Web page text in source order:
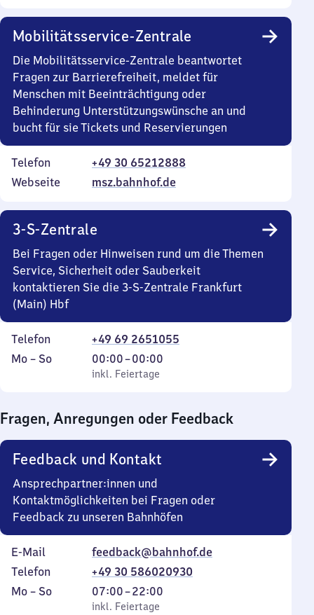
Mobilitätsservice-Zentrale
Die Mobilitätsservice-Zentrale beantwortet
Fragen zur Barrierefreiheit, meldet für
Menschen mit Beeinträchtigung oder
Behinderung Unterstützungswünsche an und
bucht für sie Tickets und Reservierungen
Telefon
+49 30 65212888
Webseite
msz.bahnhof.de
3-S-Zentrale
Bei Fragen oder Hinweisen rund um die Themen
Service, Sicherheit oder Sauberkeit
kontaktieren Sie die 3-S-Zentrale Frankfurt
(Main) Hbf
Telefon
+49 69 2651055
Montag
Mo – So,
inkl. Feiertage
00:00–00:00
Von
0
0
Uhr
inkl. Feiertage
Fragen, Anregungen oder Feedback
Feedback und Kontakt
Ansprechpartner:innen und
Kontaktmöglichkeiten bei Fragen oder
Feedback zu unseren Bahnhöfen
E-Mail
feedback@bahnhof.de
Telefon
+49 30 586020930
Montag
Mo – So,
inkl. Feiertage
07:00–22:00
Von
7
inkl. Feiertage